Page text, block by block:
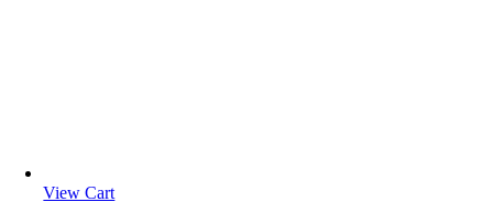
View Cart